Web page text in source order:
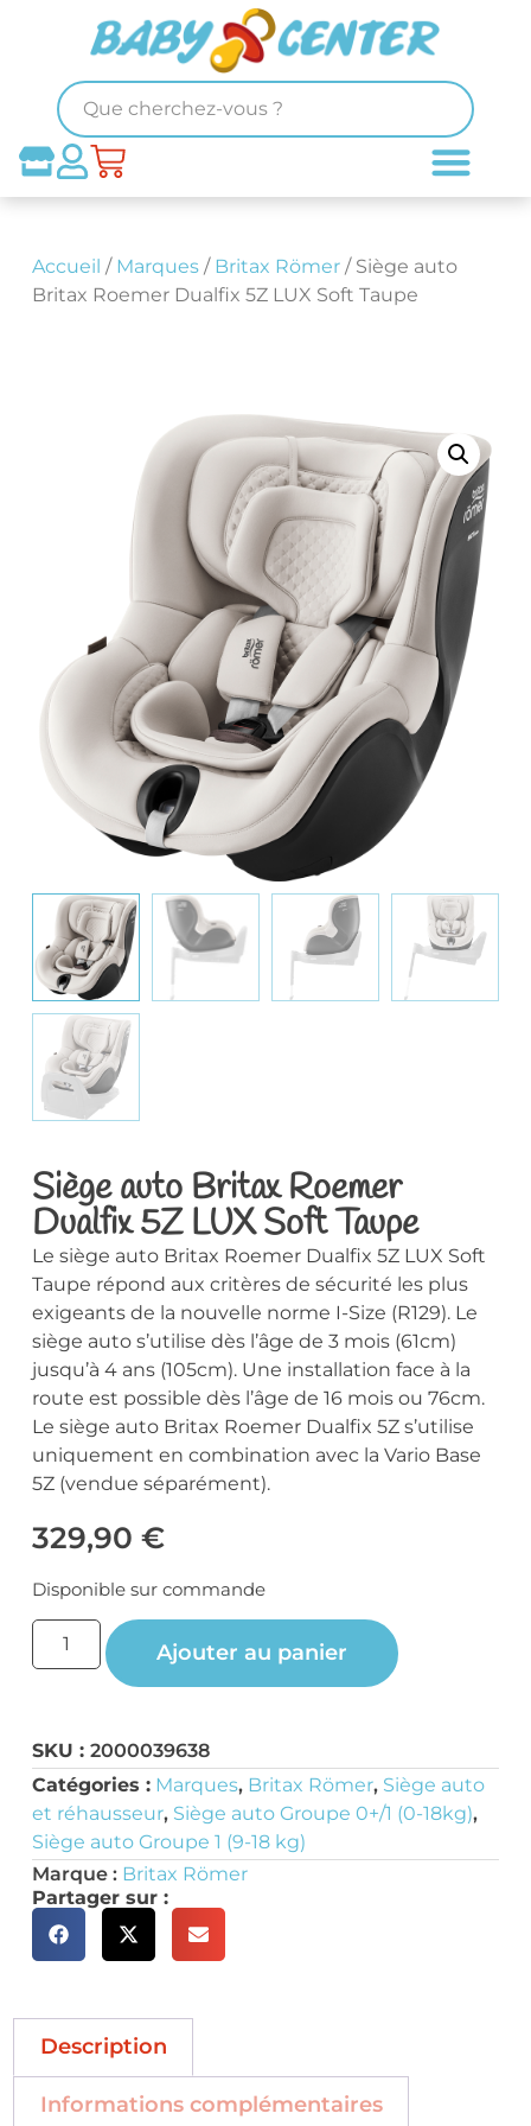
Accueil / Marques/ Britax Römer/ Siège auto
Britax Roemer Dualfix 5Z LUX Soft Taupe
Siège auto Britax Roemer
Dualfix 5Z LUX Soft Taupe
Le siège auto Britax Roemer Dualfix 5Z LUX Soft
Taupe répond aux critères de sécurité les plus
exigeants de la nouvelle norme I-Size (R129). Le
siège auto s’utilise dès l’âge de 3 mois (61cm)
jusqu’à 4 ans (105cm). Une installation face à la
route est possible dès l’âge de 16 mois ou 76cm.
Le siège auto Britax Roemer Dualfix 5Z s’utilise
uniquement en combination avec la Vario Base
5Z (vendue séparément).
329,90 €
Disponible sur commande
Ajouter au panier
SKU : 2000039638
Catégories : Marques, Britax Römer, Siège auto
et réhausseur, Siège auto Groupe 0+/1 (0-18kg),
Siège auto Groupe 1 (9-18 kg)
Marque : Britax Römer
Partager sur :
Description
Informations complémentaires